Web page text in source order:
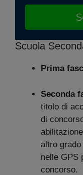
Scuola
Prima
Seconda
titolo di
di
altro
nelle GPS
concorso.